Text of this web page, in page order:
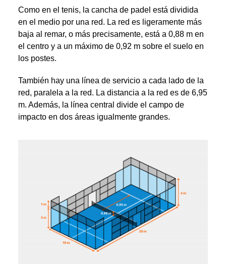
Como en el tenis, la cancha de padel está dividida
en el medio por una red. La red es ligeramente más
baja al remar, o más precisamente, está a 0,88 m en
el centro y a un máximo de 0,92 m sobre el suelo en
los postes.
También hay una línea de servicio a cada lado de la
red, paralela a la red. La distancia a la red es de 6,95
m. Además, la línea central divide el campo de
impacto en dos áreas igualmente grandes.